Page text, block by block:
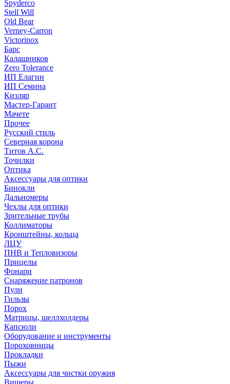
Spyderco
Stell Will
Old Bear
Verney-Carron
Victorinox
Барс
Калашников
Zero Tolerance
ИП Елагин
ИП Семина
Кизляр
Мастер-Гарант
Мачете
Прочее
Русский стиль
Северная корона
Титов А.С.
Точилки
Оптика
Аксессуары для оптики
Бинокли
Дальномеры
Чехлы для оптики
Зрительные трубы
Коллиматоры
Кронштейны, кольца
ЛЦУ
ПНВ и Тепловизоры
Прицелы
Фонари
Снаряжение патронов
Пули
Гильзы
Порох
Матрицы, шеллхолдеры
Капсюли
Оборудование и инструменты
Пороховницы
Прокладки
Пыжи
Аксессуары для чистки оружия
Вишеры